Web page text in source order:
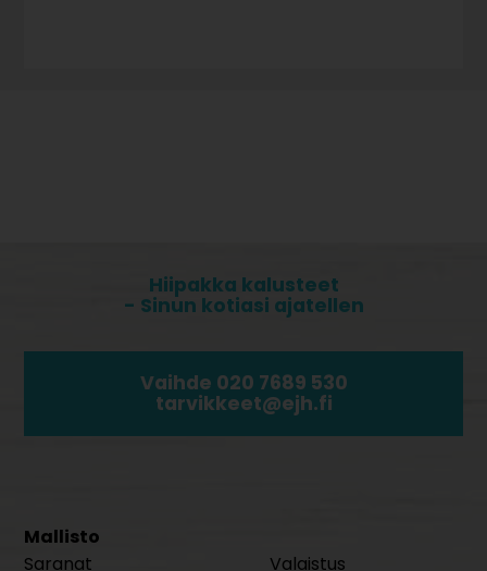
Hiipakka kalusteet
- Sinun kotiasi ajatellen
Vaihde 020 7689 530
tarvikkeet@ejh.fi
Mallisto
Saranat
Valaistus